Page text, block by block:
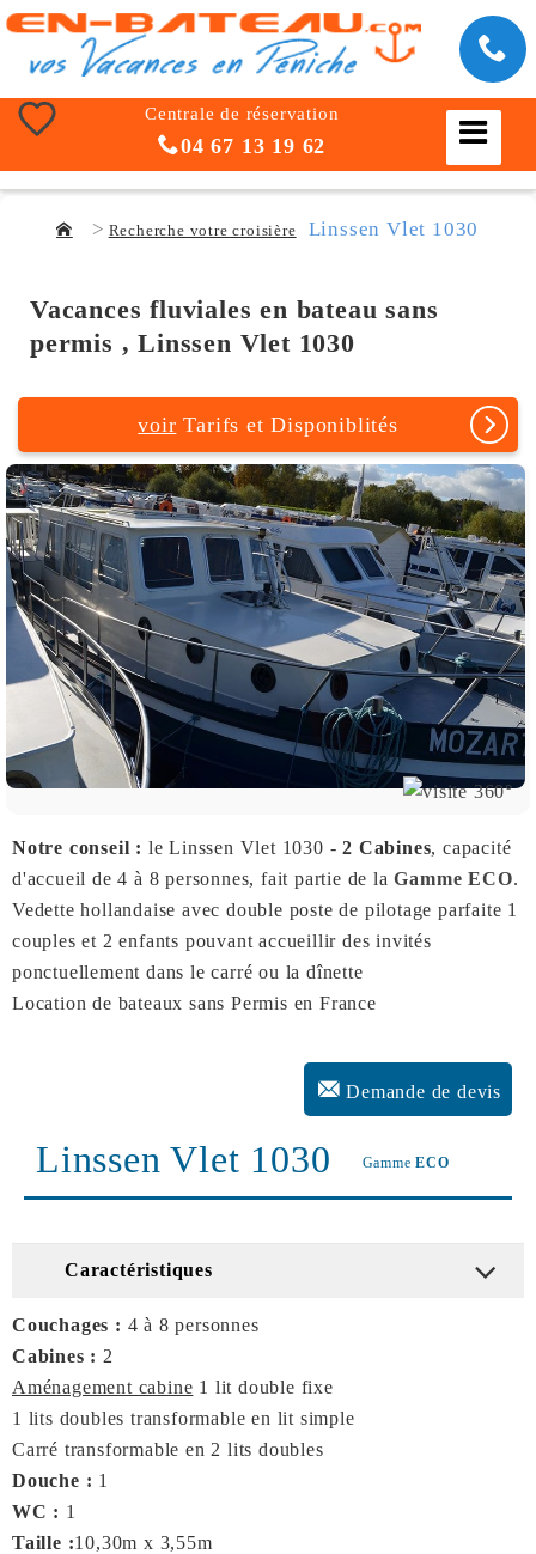
Centrale de réservation
04 67 13 19 62
Recherche votre croisière Linssen Vlet 1030
Vacances fluviales en bateau sans
permis , Linssen Vlet 1030
voir Tarifs et Disponiblités
Notre conseil : le Linssen Vlet 1030 -2 Cabines, capacité
d'accueil de 4 à 8 personnes, fait partie de laGamme ECO.
Vedette hollandaise avec double poste de pilotage parfaite 1
couples et 2 enfants pouvant accueillir des invités
ponctuellement dans le carré ou la dînette
Location de bateaux sans Permis en France
Demande de devis
Linssen Vlet 1030 GammeECO
Caractéristiques
Couchages : 4 à 8 personnes
Cabines : 2
Aménagement cabine 1 lit double fixe
1 lits doubles transformable en lit simple
Carré transformable en 2 lits doubles
Douche : 1
WC : 1
Taille :10,30m x 3,55m